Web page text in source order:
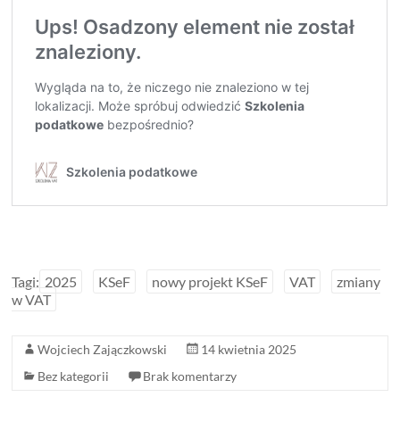
Tagi: 2025 KSeF nowy projekt KSeF VAT
zmiany
w VAT
Wojciech Zajączkowski
14 kwietnia 2025
Bez kategorii
Brak komentarzy